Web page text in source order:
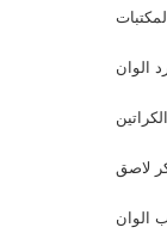
لاصق
الوان